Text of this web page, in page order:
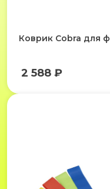
Коврик Cobra для
2 588 ₽